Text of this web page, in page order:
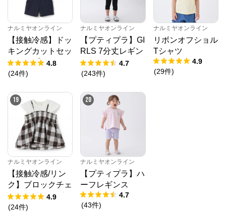
ナルミヤオンライン
【接触冷感】ドッ
キングカットセッ
トアップ
4.8
(24件)
ナルミヤオンライン
【プティプラ】GI
RLS 7分丈レギン
ス
4.7
(243件)
ナルミヤオンライン
リボンオフショル
Tシャツ
4.9
(29件)
19
ナルミヤオンライン
【接触冷感/リン
ク】ブロックチェ
ックドッキングT
シャツ
4.9
(24件)
20
ナルミヤオンライン
【プティプラ】ハ
ーフレギンス
4.7
(43件)